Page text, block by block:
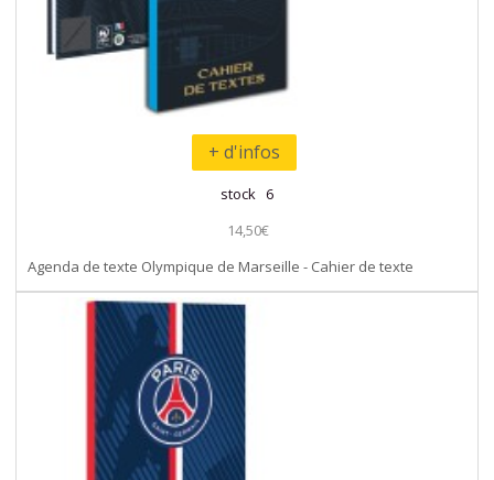
+ d'infos
stock 6
14,50€
Agenda de texte Olympique de Marseille - Cahier de texte